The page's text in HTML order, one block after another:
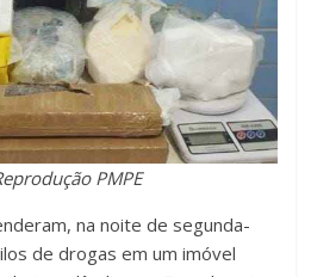
PMPE
na noite de segunda-
de drogas em um imóvel